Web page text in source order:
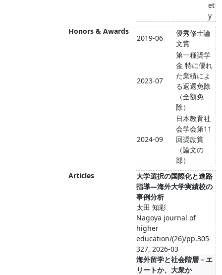
et
y
Honors & Awards
2019-06
優秀修士論
文賞
2023-07
第一種奨学
金 特に優れ
た業績によ
る返還免除
（全額免
除）
2024-09
日本教育社
会学会第11
回奨励賞
（論文の
部）
Articles
大学選択の国際化と進路
指導―海外大学実績校の
事例分析
太田 知彩
Nagoya journal of
higher
education/(26)/pp.305-
327, 2026-03
海外留学と社会階層－エ
リートか、大衆か